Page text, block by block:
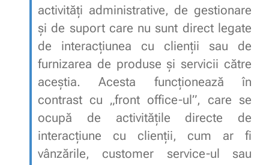
activități administrative, de gestionare
și de suport care nu sunt direct legate
de interacțiunea cu clienții sau de
furnizarea de produse și servicii către
aceștia. Acesta funcționează în
contrast cu „front office-ul”, care se
ocupă de activitățile directe de
interacțiune cu clienții, cum ar fi
vânzările, customer service-ul sau